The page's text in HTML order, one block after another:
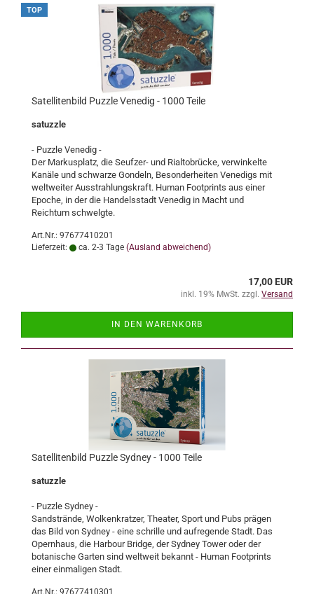
TOP
Satellitenbild Puzzle Venedig - 1000 Teile
satuzzle
- Puzzle Venedig -
Der Markusplatz, die Seufzer- und Rialtobrücke, verwinkelte
Kanäle und schwarze Gondeln, Besonderheiten Venedigs mit
weltweiter Ausstrahlungskraft. Human Footprints aus einer
Epoche, in der die Handelsstadt Venedig in Macht und
Reichtum schwelgte.
Art.Nr.: 97677410201
Lieferzeit:
ca. 2-3 Tage (Ausland abweichend)
17,00 EUR
inkl. 19% MwSt. zzgl. Versand
IN DEN WARENKORB
Satellitenbild Puzzle Sydney - 1000 Teile
satuzzle
- Puzzle Sydney -
Sandstrände, Wolkenkratzer, Theater, Sport und Pubs prägen
das Bild von Sydney - eine schrille und aufregende Stadt. Das
Opernhaus, die Harbour Bridge, der Sydney Tower oder der
botanische Garten sind weltweit bekannt - Human Footprints
einer einmaligen Stadt.
Art.Nr.: 97677410301